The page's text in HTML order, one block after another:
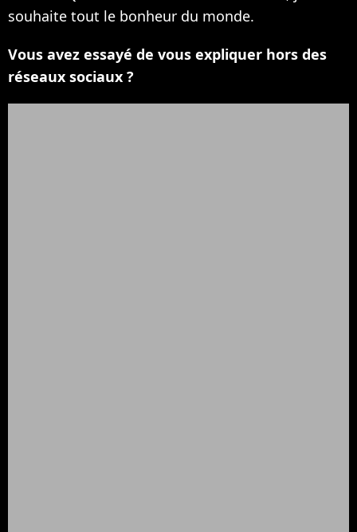
souhaite tout le bonheur du monde.
Vous avez essayé de vous expliquer hors des
réseaux sociaux ?